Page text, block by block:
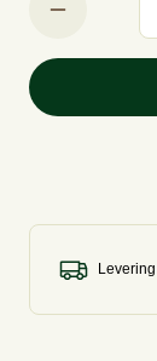
Levering